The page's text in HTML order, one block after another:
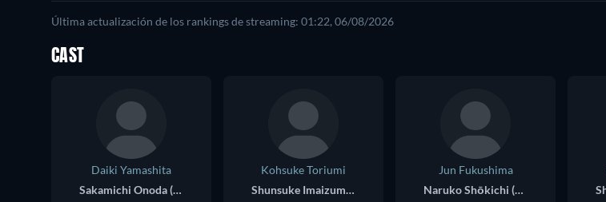
Última actualización de los rankings de streaming: 01:22, 06/08/2026
CAST
Daiki Yamashita
Sakamichi Onoda (voice)
Kohsuke Toriumi
Shunsuke Imaizumi (voice)
Jun Fukushima
Naruko Shōkichi (voice)